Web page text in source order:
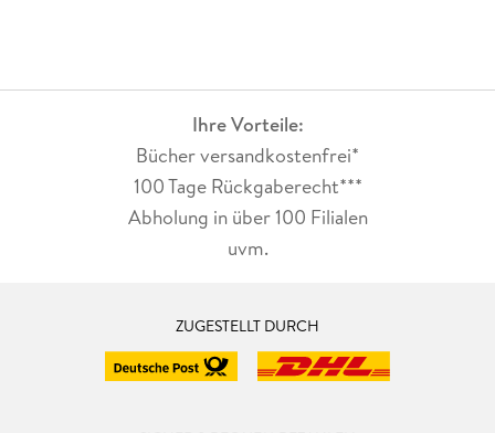
Ihre Vorteile:
Bücher versandkostenfrei*
100 Tage Rückgaberecht***
Abholung in über 100 Filialen
uvm.
ZUGESTELLT DURCH